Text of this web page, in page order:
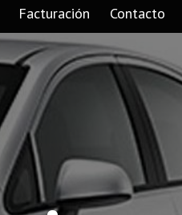
Facturación Contacto